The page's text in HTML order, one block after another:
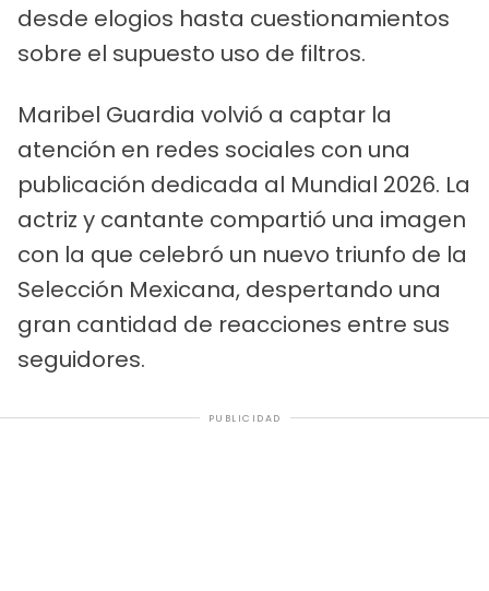
desde elogios hasta cuestionamientos
sobre el supuesto uso de filtros.
Maribel Guardia volvió a captar la
atención en redes sociales con una
publicación dedicada al Mundial 2026. La
actriz y cantante compartió una imagen
con la que celebró un nuevo triunfo de la
Selección Mexicana, despertando una
gran cantidad de reacciones entre sus
seguidores.
PUBLICIDAD